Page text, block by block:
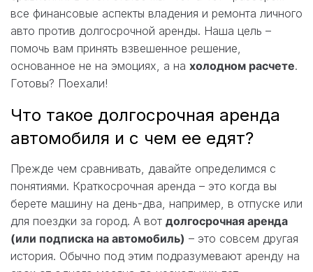
все финансовые аспекты владения и ремонта личного
авто против долгосрочной аренды. Наша цель –
помочь вам принять взвешенное решение,
основанное не на эмоциях, а на холодном расчете.
Готовы? Поехали!
Что такое долгосрочная аренда
автомобиля и с чем ее едят?
Прежде чем сравнивать, давайте определимся с
понятиями. Краткосрочная аренда – это когда вы
берете машину на день-два, например, в отпуске или
для поездки за город. А вот долгосрочная аренда
(или подписка на автомобиль) – это совсем другая
история. Обычно под этим подразумевают аренду на